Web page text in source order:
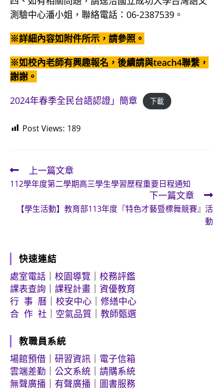
測驗中心潘小姐，聯絡電話：06-2387539。
※詳細內容如附件所示，請參照。
※如校內老師有興趣報名，後續請與teach4聯繫，
謝謝。
2024年春季全民台語認證」簡章
下載
Post Views: 189
Read
more
articles
上一篇文章
112學年度第二學期高三學生學習歷程重要日程通知
下一篇文章
【學生活動】教育部113年度『特色才藝暨標舞競賽』活
動
快速連結
處室電話
校園導覽
校務評鑑
課表查詢
課程計畫
資優教育
行 事 曆
校安中心
修繕中心
合 作 社
空氣品質 教師甄選
教職員系統
場館預借
研習資訊
電子信箱
雲端差勤
公文系統
請購系統
無聲廣播
有聲廣播 圖書服務